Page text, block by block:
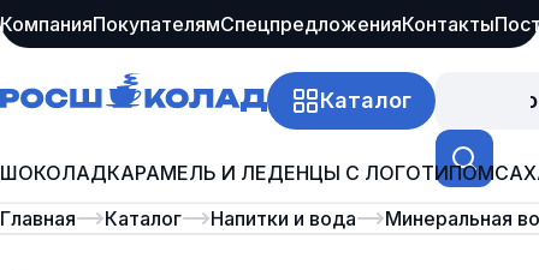
КомпанияПокупателямСпецпредложенияКонтакты
Каталог
ШОКОЛАДКАРАМЕЛЬ И ЛЕДЕНЦЫ С ЛОГОТИПОМ
Главная
Каталог Напитки и вода Минеральная